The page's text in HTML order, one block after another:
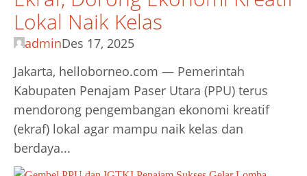
Lokal Naik Kelas
adminDes 17, 2025
Jakarta, helloborneo.com — Pemerintah
Kabupaten Penajam Paser Utara (PPU) terus
mendorong pengembangan ekonomi kreatif
(ekraf) lokal agar mampu naik kelas dan
berdaya...